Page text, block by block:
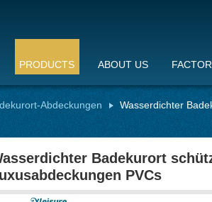
PRODUCTS ABOUT US
Abdeckungen
Wasserdichter
Badekurort
PVCs